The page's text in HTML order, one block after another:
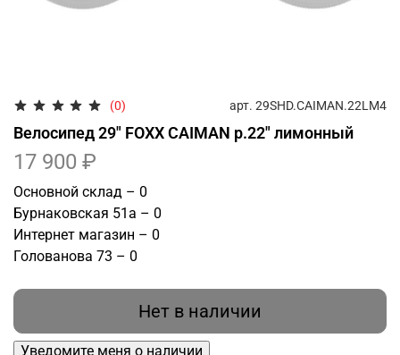
(0) арт. 29SHD.CAIMAN.22LM4
Велосипед 29" FOXX CAIMAN р.22" лимонный
17 900 ₽
Основной склад – 0
Бурнаковская 51а – 0
Интернет магазин – 0
Голованова 73 – 0
Нет в наличии
Уведомите меня о наличии